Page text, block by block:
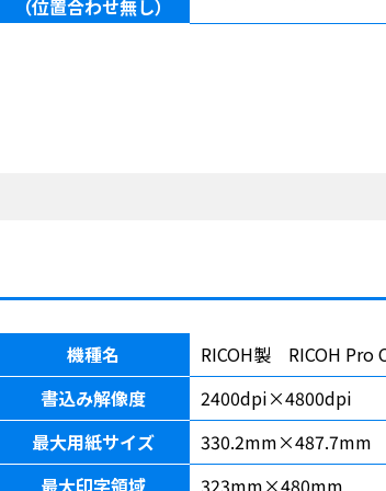
（位置合わせ無し）
機種名
RICOH製 RICOH Pro
書込み解像度
2400dpi×4800dpi
最大用紙サイズ
330.2mm×487.7mm
最大印字領域
323mm×480mm